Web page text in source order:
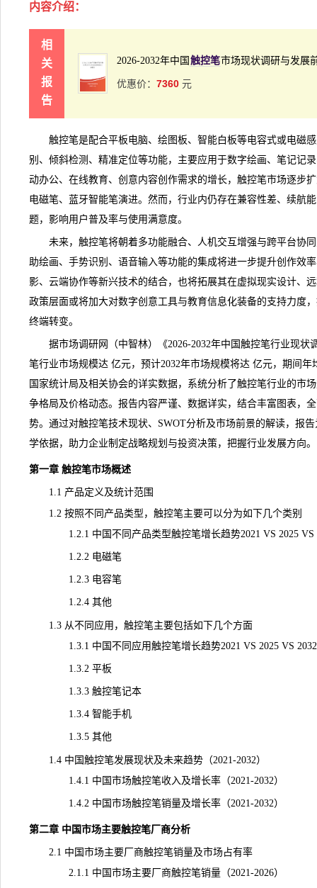
内容介绍：
相
关
报
告
2026-2032年中国 触控笔市场现状调研与发展
优惠价： 7360 元
触控笔是配合平板电脑、绘图板、智能白板等电容式或电磁感
别、倾斜检测、精准定位等功能，主要应用于数字绘画、笔记记
动办公、在线教育、创意内容创作需求的增长， 触控笔市场逐步
电磁笔、蓝牙智能笔演进。然而，行业内仍存在兼容性差、续航
题，影响用户普及率与使用满意度。
未来，触控笔将朝着多功能融合、人机交互增强与跨平台协同
助绘画、手势识别、语音输入等功能的集成将进一步提升创作效
影、云端协作等新兴技术的结合，也将拓展其在虚拟现实设计、
政策层面或将加大对数字创意工具与教育信息化装备的支持力度
终端转变。
据市场调研网（中智林）《2026-2032年中国触控笔行业现状
笔行业市场规模达 亿元，预计2032年市场规模将达 亿元，期间
国家统计局及相关协会的详实数据，系统分析了触控笔行业的市
争格局及价格动态。报告内容严谨、数据详实，结合丰富图表，
势。通过对触控笔技术现状、SWOT分析及市场前景的解读，报
学依据，助力企业制定战略规划与投资决策，把握行业发展方向。
第一章 触控笔市场概述
1.1 产品定义及统计范围
1.2 按照不同产品类型，触控笔主要可以分为如下几个类别
1.2.1 中国不同产品类型触控笔增长趋势2021 VS 2025 VS
1.2.2 电磁笔
1.2.3 电容笔
1.2.4 其他
1.3 从不同应用，触控笔主要包括如下几个方面
1.3.1 中国不同应用触控笔增长趋势2021 VS 2025 VS 2032
1.3.2 平板
1.3.3 触控笔记本
1.3.4 智能手机
1.3.5 其他
1.4 中国触控笔发展现状及未来趋势（2021-2032）
1.4.1 中国市场触控笔收入及增长率（2021-2032）
1.4.2 中国市场触控笔销量及增长率（2021-2032）
第二章 中国市场主要触控笔厂商分析
2.1 中国市场主要厂商触控笔销量及市场占有率
2.1.1 中国市场主要厂商触控笔销量（2021-2026）